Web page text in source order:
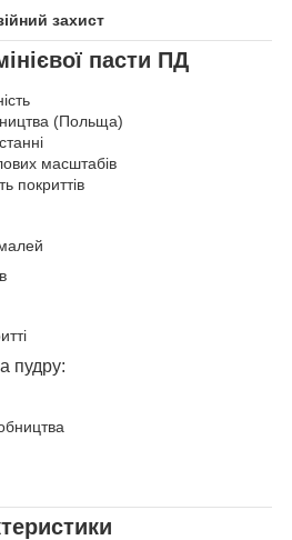
захист
пасти ПД
(Польща)
масштабів
покриттів
пудру: